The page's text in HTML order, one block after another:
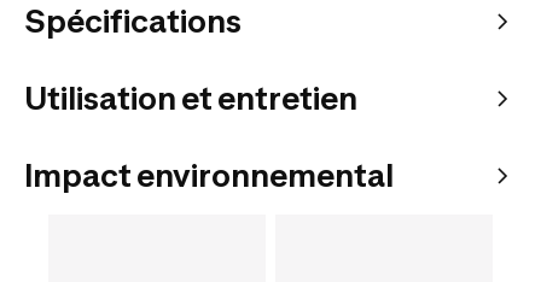
Spécifications
Utilisation et entretien
Impact environnemental